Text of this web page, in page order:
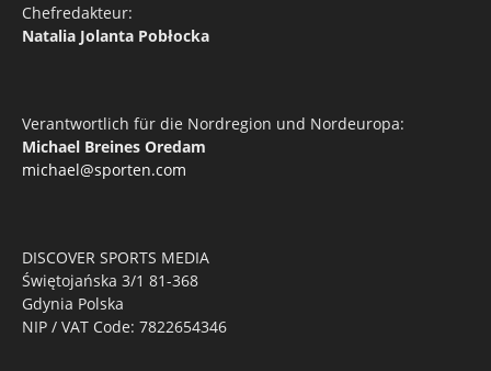
Chefredakteur:
Natalia Jolanta Pobłocka
Verantwortlich für die Nordregion und Nordeuropa:
Michael Breines Oredam
michael@sporten.com
DISCOVER SPORTS MEDIA
Świętojańska 3/1 81-368
Gdynia Polska
NIP / VAT Code: 7822654346